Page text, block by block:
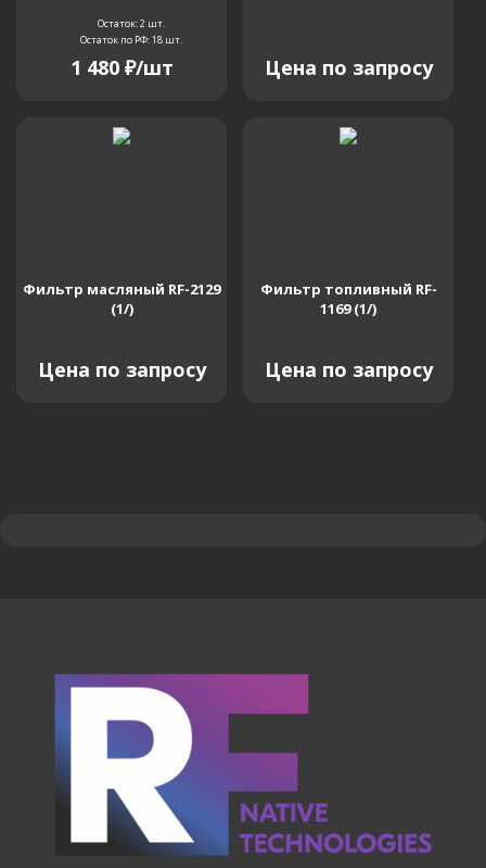
Остаток: 2 шт.
Остаток по РФ: 18шт.
1 480₽/шт Цена по запросу
Фильтр масляный RF-2129
(1/)
Цена по запросу
Фильтр топливный RF-
1169 (1/)
Цена по запросу